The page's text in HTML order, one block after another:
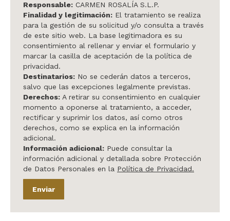
Responsable: CARMEN ROSALÍA S.L.P.
Finalidad y legitimación: El tratamiento se realiza
para la gestión de su solicitud y/o consulta a través
de este sitio web. La base legitimadora es su
consentimiento al rellenar y enviar el formulario y
marcar la casilla de aceptación de la política de
privacidad.
Destinatarios: No se cederán datos a terceros,
salvo que las excepciones legalmente previstas.
Derechos: A retirar su consentimiento en cualquier
momento a oponerse al tratamiento, a acceder,
rectificar y suprimir los datos, así como otros
derechos, como se explica en la información
adicional.
Información adicional: Puede consultar la
información adicional y detallada sobre Protección
de Datos Personales en la Política de Privacidad.
Enviar